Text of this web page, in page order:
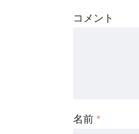
コメント
名前 *